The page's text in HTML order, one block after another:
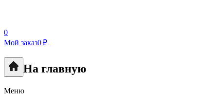
0
Мой заказ0 ₽
На главную
Меню